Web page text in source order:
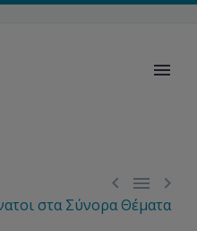
  
στα ΣύνοραΘέματα